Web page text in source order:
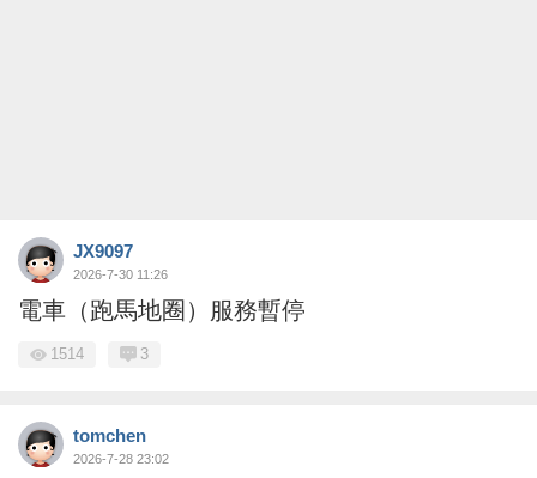
JX9097
2026-7-30 11:26
電車（跑馬地圈）服務暫停
1514 3
tomchen
2026-7-28 23:02